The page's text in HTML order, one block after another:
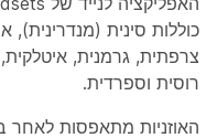
כוללות סינית (מנדרינית),
צרפתית, גרמנית, איטלקית,
רוסית וספרדית.
האוזניות מתאפסות